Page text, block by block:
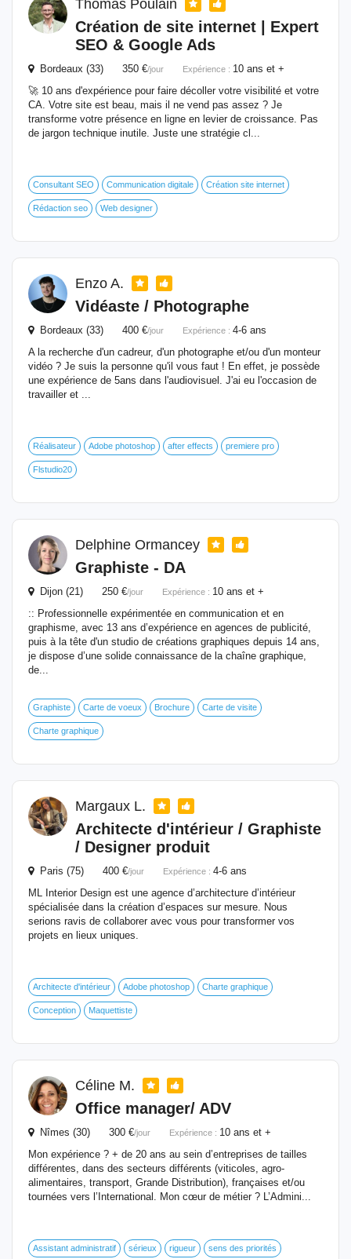
Thomas Poulain
Création de site internet | Expert
SEO & Google Ads
Bordeaux (33) 350 €/jour Expérience : 10 ans et +
🚀 10 ans d'expérience pour faire décoller votre visibilité et votre
CA. Votre site est beau, mais il ne vend pas assez ? Je
transforme votre présence en ligne en levier de croissance. Pas
de jargon technique inutile. Juste une stratégie cl...
Consultant SEO Communication digitale Création site internet
Rédaction seo Web designer
Enzo A.
Vidéaste / Photographe
Bordeaux (33) 400 €/jour Expérience : 4-6 ans
A la recherche d'un cadreur, d'un photographe et/ou d'un monteur
vidéo ? Je suis la personne qu'il vous faut ! En effet, je possède
une expérience de 5ans dans l'audiovisuel. J'ai eu l'occasion de
travailler et ...
Réalisateur Adobe photoshop after effects premiere pro
Flstudio20
Delphine Ormancey
Graphiste - DA
Dijon (21) 250 €/jour Expérience : 10 ans et +
:: Professionnelle expérimentée en communication et en
graphisme, avec 13 ans d’expérience en agences de publicité,
puis à la tête d'un studio de créations graphiques depuis 14 ans,
je dispose d’une solide connaissance de la chaîne graphique,
de...
Graphiste Carte de voeux Brochure Carte de visite
Charte graphique
Margaux L.
Architecte d'intérieur / Graphiste
/ Designer produit
Paris (75) 400 €/jour Expérience : 4-6 ans
ML Interior Design est une agence d’architecture d’intérieur
spécialisée dans la création d’espaces sur mesure. Nous
serions ravis de collaborer avec vous pour transformer vos
projets en lieux uniques.
Architecte d'intérieur Adobe photoshop Charte graphique
Conception Maquettiste
Céline M.
Office manager/ ADV
Nîmes (30) 300 €/jour Expérience : 10 ans et +
Mon expérience ? + de 20 ans au sein d’entreprises de tailles
différentes, dans des secteurs différents (viticoles, agro-
alimentaires, transport, Grande Distribution), françaises et/ou
tournées vers l’International. Mon cœur de métier ? L’Admini...
Assistant administratif sérieux rigueur sens des priorités